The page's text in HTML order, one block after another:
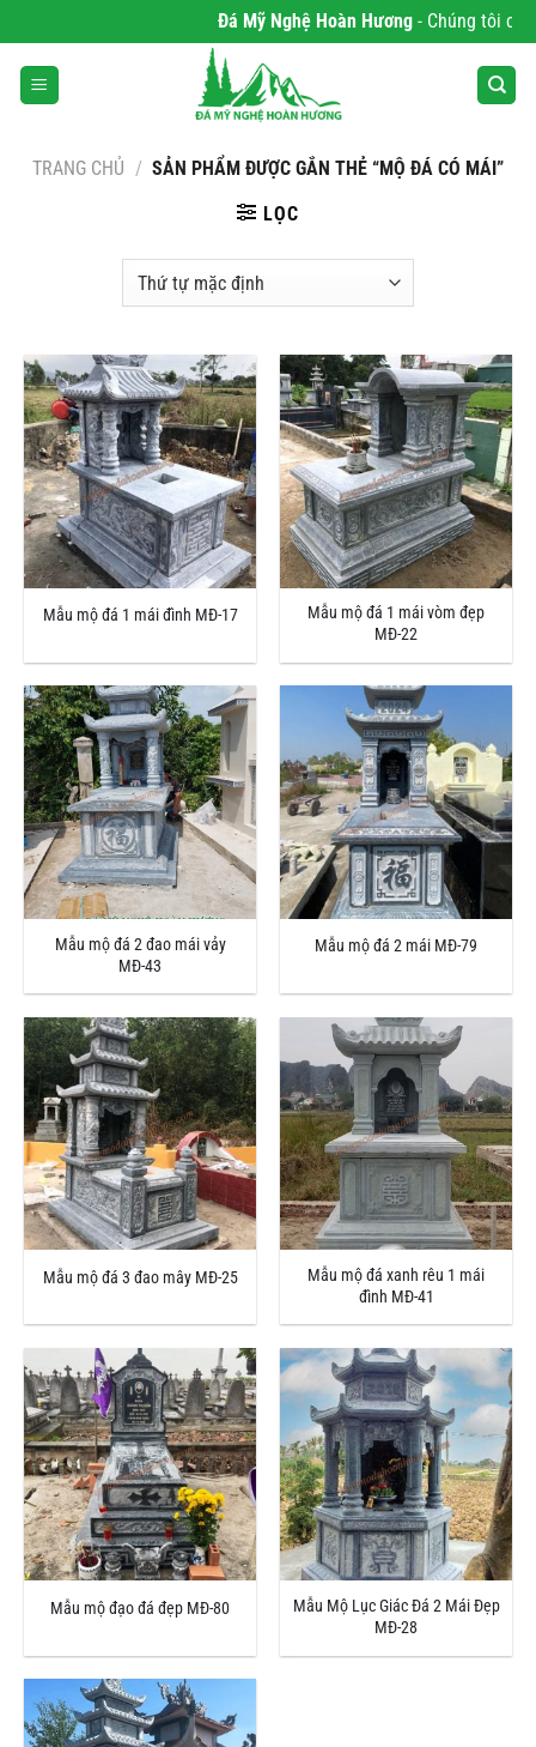
qua
nội
dung
Đá Mỹ Nghệ Hoàn Hương- Chúng tôi
TRANG CHỦ / SẢN PHẨM ĐƯỢC GẮN THẺ “MỘ ĐÁ CÓ MÁI”
LỌC
Mẫu mộ đá 1 mái đình MĐ-17
Mẫu mộ đá 1 mái vòm đẹp
MĐ-22
Mẫu mộ đá 2 đao mái vảy
MĐ-43
Mẫu mộ đá 2 mái MĐ-79
Mẫu mộ đá 3 đao mây MĐ-25
Mẫu mộ đá xanh rêu 1 mái
đình MĐ-41
Mẫu mộ đạo đá đẹp MĐ-80
Mẫu Mộ Lục Giác Đá 2 Mái Đẹp
MĐ-28